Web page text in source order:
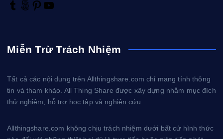
T
l
5
x
P
e
u
Miễn Trừ Trách Nhiệm
Tất cả các nội dung trên Allthingshare.com chỉ mang tính thông
tin và tham khảo. All Thing Share được xây dựng nhằm mục đích
thử nghiệm, hỗ trợ học tập và nghiên cứu.
Allthingshare.com không chịu trách nhiệm dưới bất cứ hình thức